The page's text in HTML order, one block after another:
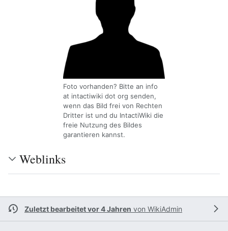
Foto vorhanden? Bitte an info
at intactiwiki dot org senden,
wenn das Bild frei von Rechten
Dritter ist und du IntactiWiki die
freie Nutzung des Bildes
garantieren kannst.
Weblinks
Zuletzt bearbeitet vor 4 Jahren von WikiAdmin